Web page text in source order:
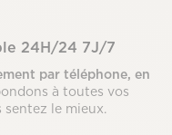
24H/24 7J/7
par téléphone, en
à toutes vos
le mieux.